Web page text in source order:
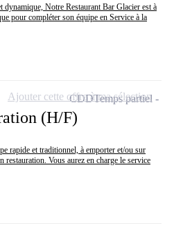
dynamique, Notre Restaurant Bar Glacier est à
pour compléter son équipe en Service à la
(H/F)
rapide et traditionnel, à emporter et/ou sur
restauration. Vous aurez en charge le service
CDDTemps partiel
Ajouter cette offre à ma sélection